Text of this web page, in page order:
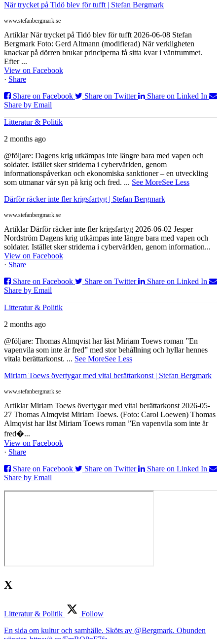
När trycket på Tidö blev för tufft | Stefan Bergmark
www.stefanbergmark.se
Artiklar När trycket på Tidö blev för tufft 2026-06-08 Stefan
Bergmark Foto: Gerd Altmann (modifierad) När verkligheten
knackar på dörren brukar principerna få sitta kvar i väntrummet.
Efter ...
View on Facebook
· Share
Share on Facebook
Share on Twitter
Share on Linked In
Share by Email
Litteratur & Politik
2 months ago
@följare: Dagens krig utkämpas inte längre bara med vapen och
soldater. Istället sker striderna i cybervärlden, genom
informationspåverkan och ekonomiska sanktioner – en utveckling
som utmanar vår syn på krig och fred. ... See MoreSee Less
Därför räcker inte fler krigsfartyg | Stefan Bergmark
www.stefanbergmark.se
Artiklar Därför räcker inte fler krigsfartyg 2026-06-02 Jesper
Nordström Dagens krig utkämpas inte längre bara med vapen och
soldater. Istället sker striderna i cybervärlden, genom information...
View on Facebook
· Share
Share on Facebook
Share on Twitter
Share on Linked In
Share by Email
Litteratur & Politik
2 months ago
@följare: Thomas Almqvist har läst Miriam Toews roman ”En
vapenvila som inte är fred” med stor behållning och hyllar hennes
vitala berättarkonst. ... See MoreSee Less
Miriam Toews övertygar med vital berättarkonst | Stefan Bergmark
www.stefanbergmark.se
Artiklar Miriam Toews övertygar med vital berättarkonst 2026-05-
27 Thomas Almqvist Miriam Toews. (Foto: Carol Loewen) Thomas
Almqvist har läst Miriam Toews roman ”En vapenvila som inte är
fred�...
View on Facebook
· Share
Share on Facebook
Share on Twitter
Share on Linked In
Share by Email
X
Litteratur & Politik
Follow
En sida om kultur och samhälle. Sköts av @Bergmark. Obunden